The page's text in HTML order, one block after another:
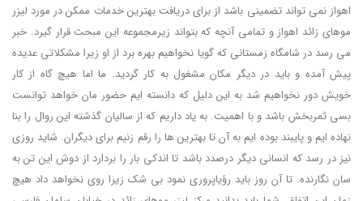
اهواز نمی تواند تضمینی باشد از برای دریافت بهترین خدمات ممکن در مورد لیزر
موهای زائد اهواز و تمامی آنچه که بتواند زیرمجموعه این مبحث قرار گیرد. خبر
می رسد در شامگاه زمستانی که گویا نخواهیم بهره برد از او زیرا مشکلاتی عدیده
پیش آمده و باید در دیگر مکان مشغول به کار گردید. ما اما هیچ گاه از کار
خویش دور نخواهیم شد به این دلیل که دانسته ایم حضور مان خواهد توانست
بسی ثمربخش باشد و با اهمیت. به یاد داریم که از سالیان گذشته این روال را بنا
نهاده ایم و پایبند بوده ایم به آن تا بهترین ها را رقم زنیم برای دیگران. شاید روزی
نیز در رسد که انسانی دیگر درصدد باشد تا اندکی بار را بردارد از دوش این تن به
سان نگارنده. تا آن روز باید رؤیاپروری نمود بی شک زیرا روی نخواهد داد هیچ